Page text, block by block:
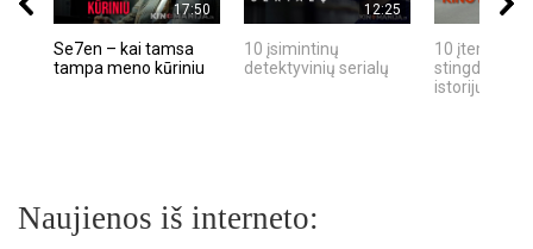
17:50
Se7en – kai tamsa
tampa meno kūriniu
12:25
10 įsimintinų
detektyvinių serialų
10 įtemptų,
stingdančių
istorijų
Naujienos iš interneto: